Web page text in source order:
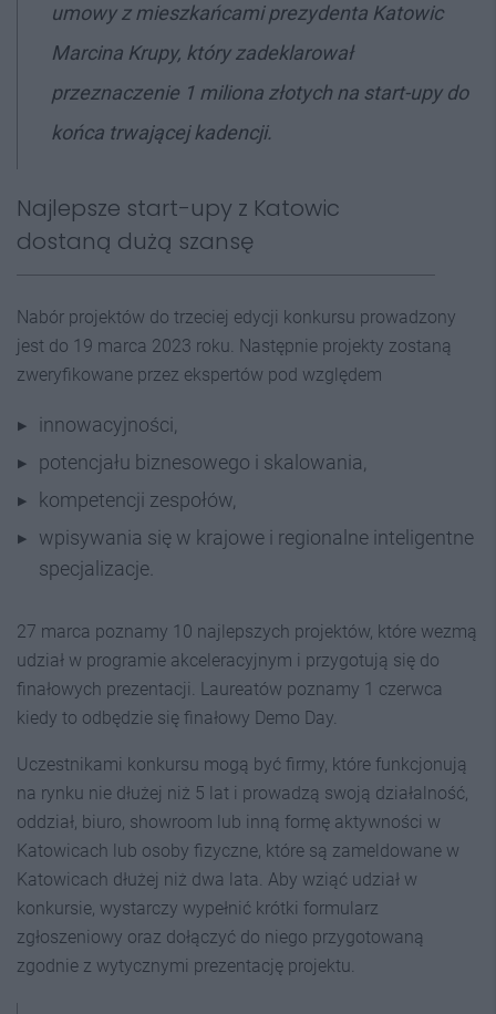
umowy z mieszkańcami prezydenta Katowic
Marcina Krupy, który zadeklarował
przeznaczenie 1 miliona złotych na start-upy do
końca trwającej kadencji.
Najlepsze start-upy z Katowic
dostaną dużą szansę
Nabór projektów do trzeciej edycji konkursu prowadzony
jest do 19 marca 2023 roku. Następnie projekty zostaną
zweryfikowane przez ekspertów pod względem
innowacyjności,
potencjału biznesowego i skalowania,
kompetencji zespołów,
wpisywania się w krajowe i regionalne inteligentne
specjalizacje.
27 marca poznamy 10 najlepszych projektów, które wezmą
udział w programie akceleracyjnym i przygotują się do
finałowych prezentacji. Laureatów poznamy 1 czerwca
kiedy to odbędzie się finałowy Demo Day.
Uczestnikami konkursu mogą być firmy, które funkcjonują
na rynku nie dłużej niż 5 lat i prowadzą swoją działalność,
oddział, biuro, showroom lub inną formę aktywności w
Katowicach lub osoby fizyczne, które są zameldowane w
Katowicach dłużej niż dwa lata. Aby wziąć udział w
konkursie, wystarczy wypełnić krótki formularz
zgłoszeniowy oraz dołączyć do niego przygotowaną
zgodnie z wytycznymi prezentację projektu.